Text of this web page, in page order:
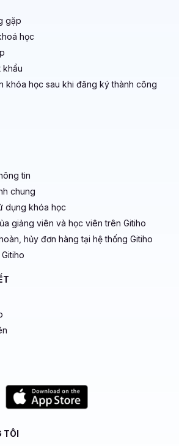
gặp
học
khẩu
khóa học sau khi đăng ký thành công
tin
chung
dụng khóa học
giảng viên và học viên trên Gitiho
hủy đơn hàng tại hệ thống Gitiho
TÔI